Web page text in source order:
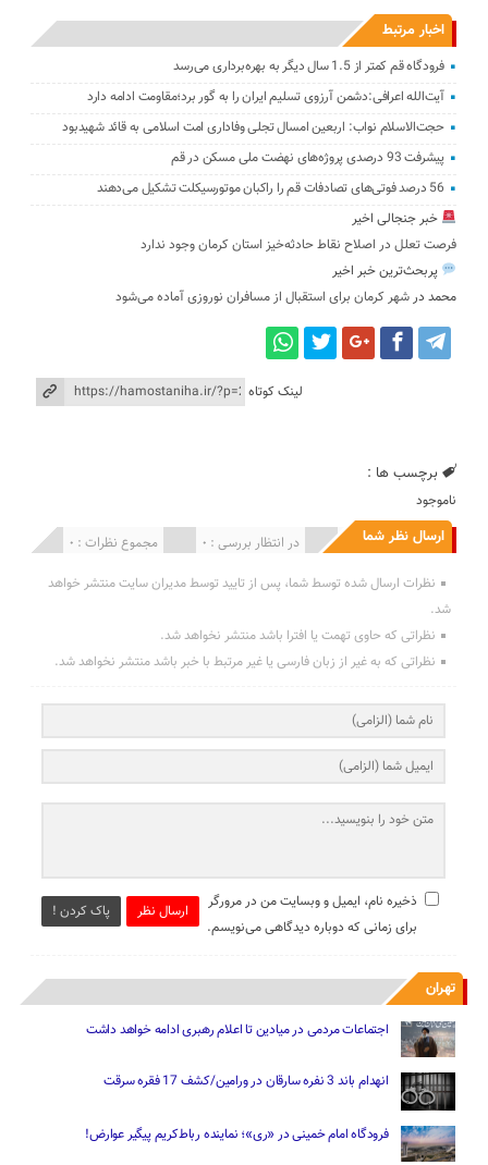
اخبار مرتبط
فرودگاه قم کمتر از 1.5 سال دیگر به بهره‌برداری می‌رسد
آیت‌الله اعرافی:دشمن آرزوی تسلیم ایران را به گور برد؛مقاومت ادامه دارد
حجت‌الاسلام نواب: اربعین امسال تجلی وفاداری امت اسلامی به قائد شهیدبود
پیشرفت 93 درصدی پروژه‌های نهضت ملی مسکن در قم
56 درصد فوتی‌های تصادفات قم را راکبان موتورسیکلت تشکیل می‌دهند
خبر جنجالی اخیر
فرصت تعلل در اصلاح نقاط حادثه‌خیز استان کرمان وجود ندارد
پربحث‌ترین خبر اخیر
محمد درشهر کرمان برای استقبال از مسافران نوروزی آماده می‌شود
لینک کوتاه
برچسب ها :
ناموجود
ارسال نظر شما مجموع نظرات : 0 در انتظار بررسی : 0 انتشار یافته : 0
نظرات ارسال شده توسط شما، پس از تایید توسط مدیران سایت منتشر خواهد
شد.
نظراتی که حاوی تهمت یا افترا باشد منتشر نخواهد شد.
نظراتی که به غیر از زبان فارسی یا غیر مرتبط با خبر باشد منتشر نخواهد شد.
ارسال نظر پاک کردن !
ذخیره نام، ایمیل و وبسایت من در مرورگر
برای زمانی که دوباره دیدگاهی می‌نویسم.
تهران
اجتماعات مردمی در میادین تا اعلام رهبری ادامه خواهد داشت
انهدام باند 3 نفره سارقان در ورامین/کشف 17 فقره سرقت
فرودگاه امام خمینی در «ری»؛ نماینده رباط‌کریم پیگیر عوارض!